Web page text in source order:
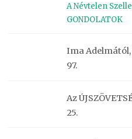
A Névtelen
GONDOLATOK
Ima Adelmától,
97.
Az
25.